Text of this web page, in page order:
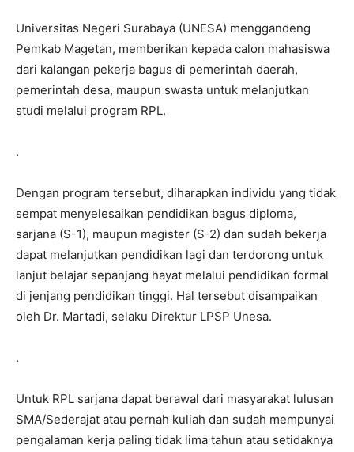
Universitas Negeri Surabaya (UNESA) menggandeng
Pemkab Magetan, memberikan kepada calon mahasiswa
dari kalangan pekerja bagus di pemerintah daerah,
pemerintah desa, maupun swasta untuk melanjutkan
studi melalui program RPL.
.
Dengan program tersebut, diharapkan individu yang tidak
sempat menyelesaikan pendidikan bagus diploma,
sarjana (S-1), maupun magister (S-2) dan sudah bekerja
dapat melanjutkan pendidikan lagi dan terdorong untuk
lanjut belajar sepanjang hayat melalui pendidikan formal
di jenjang pendidikan tinggi. Hal tersebut disampaikan
oleh Dr. Martadi, selaku Direktur LPSP Unesa.
.
Untuk RPL sarjana dapat berawal dari masyarakat lulusan
SMA/Sederajat atau pernah kuliah dan sudah mempunyai
pengalaman kerja paling tidak lima tahun atau setidaknya